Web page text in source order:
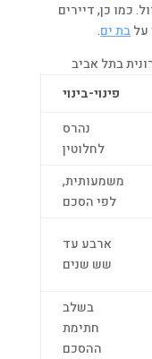
כמו כן, דיירים
עלבת ים.
בתל אביב
פינוי-בינוי
נהרס
לחלוטין
משמעותית,
לפי הסכם
ארבע עד
שש שנים
בשלב
חתימת
ההסכם